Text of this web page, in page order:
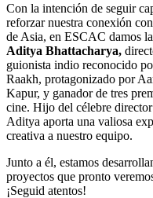
Con la intención de seguir
reforzar nuestra conexión
de Asia, en ESCAC damos
Aditya Bhattacharya,
guionista indio reconocido
Raakh, protagonizado por
Kapur, y ganador de tres
cine. Hijo del célebre
Aditya aporta una valiosa
creativa a nuestro equipo.
Junto a él, estamos
proyectos que pronto
¡Seguid atentos!